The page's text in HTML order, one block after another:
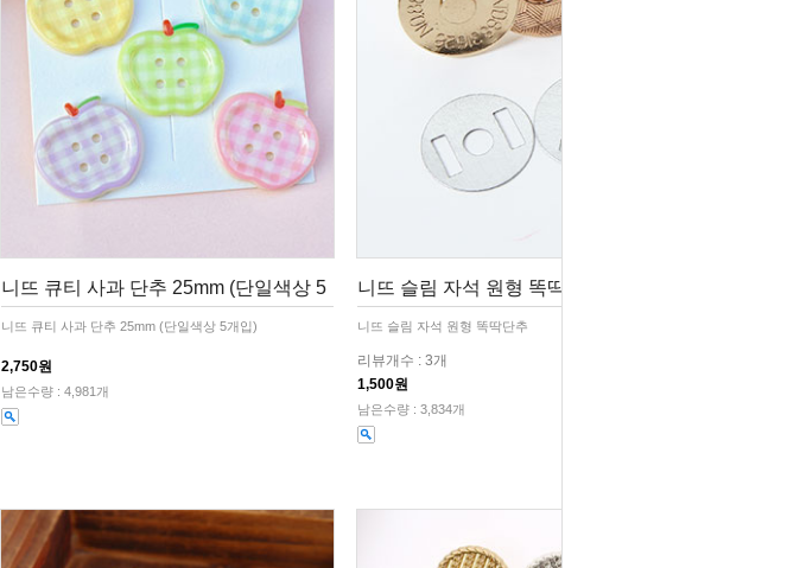
니뜨 큐티 사과 단추 25mm (단일색상 5
니뜨 큐티 사과 단추 25mm (단일색상 5개입)
2,750원
남은수량 : 4,981개
니뜨 슬림 자석 원형 똑딱단추
니뜨 슬림 자석 원형 똑딱단추
리뷰개수 : 3개
1,500원
남은수량 : 3,834개